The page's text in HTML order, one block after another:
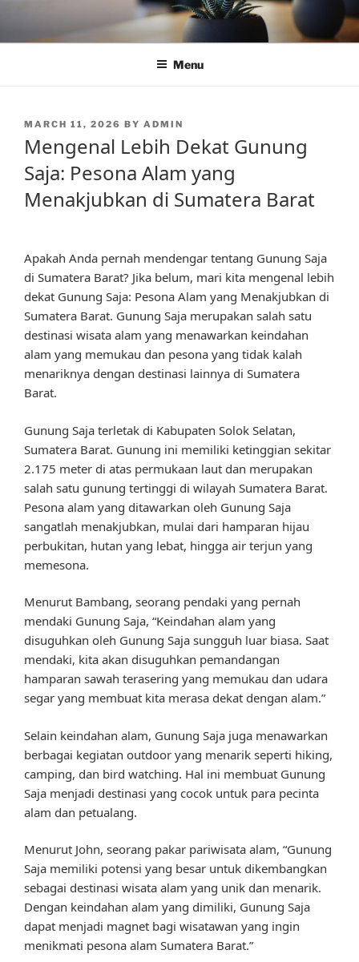
content
Menu
POSTED
MARCH 11, 2026 BY ADMIN
Mengenal Lebih Dekat Gunung
Saja: Pesona Alam yang
Menakjubkan di Sumatera Barat
Apakah Anda pernah mendengar tentang Gunung Saja
di Sumatera Barat? Jika belum, mari kita mengenal lebih
dekat Gunung Saja: Pesona Alam yang Menakjubkan di
Sumatera Barat. Gunung Saja merupakan salah satu
destinasi wisata alam yang menawarkan keindahan
alam yang memukau dan pesona yang tidak kalah
menariknya dengan destinasi lainnya di Sumatera
Barat.
Gunung Saja terletak di Kabupaten Solok Selatan,
Sumatera Barat. Gunung ini memiliki ketinggian sekitar
2.175 meter di atas permukaan laut dan merupakan
salah satu gunung tertinggi di wilayah Sumatera Barat.
Pesona alam yang ditawarkan oleh Gunung Saja
sangatlah menakjubkan, mulai dari hamparan hijau
perbukitan, hutan yang lebat, hingga air terjun yang
memesona.
Menurut Bambang, seorang pendaki yang pernah
mendaki Gunung Saja, “Keindahan alam yang
disuguhkan oleh Gunung Saja sungguh luar biasa. Saat
mendaki, kita akan disuguhkan pemandangan
hamparan sawah terasering yang memukau dan udara
segar yang membuat kita merasa dekat dengan alam.”
Selain keindahan alam, Gunung Saja juga menawarkan
berbagai kegiatan outdoor yang menarik seperti hiking,
camping, dan bird watching. Hal ini membuat Gunung
Saja menjadi destinasi yang cocok untuk para pecinta
alam dan petualang.
Menurut John, seorang pakar pariwisata alam, “Gunung
Saja memiliki potensi yang besar untuk dikembangkan
sebagai destinasi wisata alam yang unik dan menarik.
Dengan keindahan alam yang dimiliki, Gunung Saja
dapat menjadi magnet bagi wisatawan yang ingin
menikmati pesona alam Sumatera Barat.”